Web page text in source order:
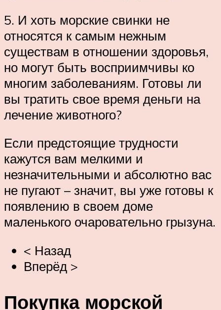
5. И хоть морские свинки не
относятся к самым нежным
существам в отношении здоровья,
но могут быть восприимчивы ко
многим заболеваниям. Готовы ли
вы тратить свое время деньги на
лечение животного?
Если предстоящие трудности
кажутся вам мелкими и
незначительными и абсолютно вас
не пугают – значит, вы уже готовы к
появлению в своем доме
маленького очаровательно грызуна.
< Назад
Вперёд >
Покупка морской